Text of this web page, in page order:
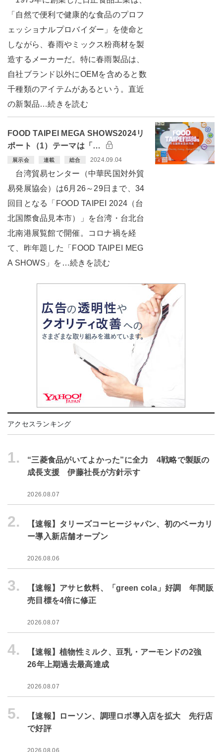
「自然で便利で健康的な食品のプロフ
ェッショナルプロバイダー」を使命と
しながら、春雨やミックス粉商材を製
造するメーカーだ。特に春雨製品は、
自社ブランド以外にOEMを含めると数
千種類のアイテムがあるという。直近
の新製品…続きを読む
FOOD TAIPEI MEGA SHOWS2024リ
ポート（1）テーマは「…
展示会 連載 総合 2024.09.04
台湾貿易センター（中華民国対外貿
易発展協会）は6月26～29日まで、34
回目となる「FOOD TAIPEI 2024（台
北国際食品見本市）」を台湾・台北台
北南港展覧館で開催。コロナ禍を経
て、昨年題した「FOOD TAIPEI MEG
A SHOWS」を…続きを読む
アクセスランキング
1.
“三菱食品がいてよかった”に全力 4戦略で製販の
成長支援 伊藤社長が方針示す
2026.08.07
2.
【速報】タリーズコーヒージャパン、初のベーカリ
ー導入新店舗オープン
2026.08.06
3.
【速報】アサヒ飲料、「green cola」好調 年間販
売目標を4倍に修正
2026.08.07
4.
【速報】植物性ミルク、豆乳・アーモンドの2強
26年上期過去最高達成
2026.08.07
5.
【速報】ローソン、調理ロボ導入店を拡大 先行店
で好評